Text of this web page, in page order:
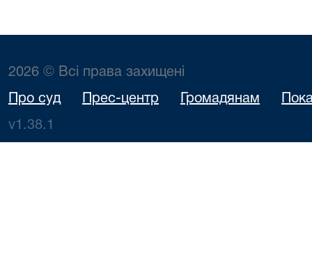
2026 © Всі права захищені
Про суд Прес-центр Громадянам
v1.38.1